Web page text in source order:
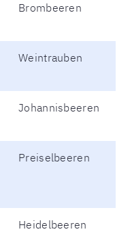
Brombeeren
Weintrauben
Johannisbeeren
Preiselbeeren
Heidelbeeren